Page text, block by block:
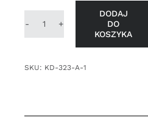
Zaprawa
szamotowa
kg
DODAJ
DO
KOSZYKA
SKU: KD-323-A-1